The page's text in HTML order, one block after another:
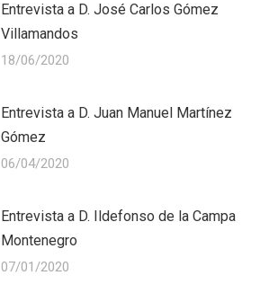
Entrevista a D. José Carlos Gómez
Villamandos
18/06/2020
Entrevista a D. Juan Manuel Martínez
Gómez
06/04/2020
Entrevista a D. Ildefonso de la Campa
Montenegro
07/01/2020